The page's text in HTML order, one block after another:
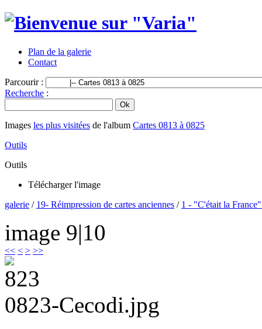
Plan de la galerie
Contact
Parcourir :
Recherche :
Images les plus visitées de l'album Cartes 0813 à 0825
Outils
Outils
Télécharger l'image
galerie / 19- Réimpression de cartes anciennes / 1 - "C'était la
image 9|10
<< < > >>
0823-Cecodi.jpg